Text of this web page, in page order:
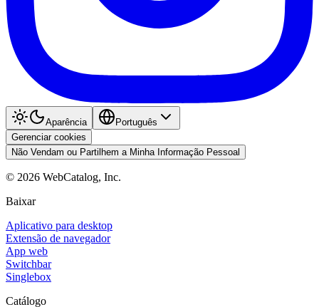
Aparência
Português
Gerenciar cookies
Não Vendam ou Partilhem a Minha Informação Pessoal
© 2026 WebCatalog, Inc.
Baixar
Aplicativo para desktop
Extensão de navegador
App web
Switchbar
Singlebox
Catálogo